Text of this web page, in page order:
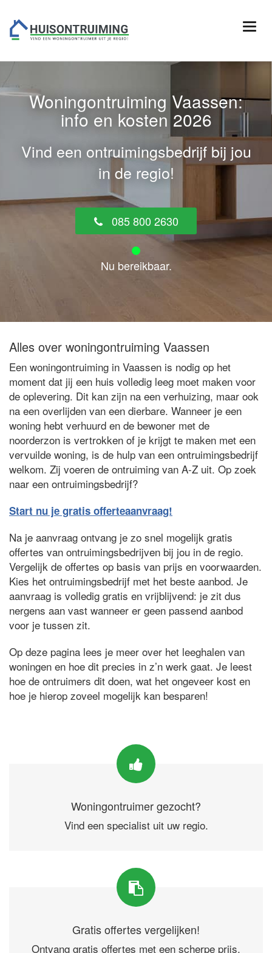
Woningontruiming Vaassen:
info en kosten 2026
Vind een ontruimingsbedrijf bij jou
in de regio!
085 800 2630
Nu bereikbaar.
Alles over woningontruiming Vaassen
Een woningontruiming in Vaassen is nodig op het
moment dat jij een huis volledig leeg moet maken voor
de oplevering. Dit kan zijn na een verhuizing, maar ook
na een overlijden van een dierbare. Wanneer je een
woning hebt verhuurd en de bewoner met de
noorderzon is vertrokken of je krijgt te maken met een
vervuilde woning, is de hulp van een ontruimingsbedrijf
welkom. Zij voeren de ontruiming van A-Z uit. Op zoek
naar een ontruimingsbedrijf?
Start nu je gratis offerteaanvraag!
Na je aanvraag ontvang je zo snel mogelijk gratis
offertes van ontruimingsbedrijven bij jou in de regio.
Vergelijk de offertes op basis van prijs en voorwaarden.
Kies het ontruimingsbedrijf met het beste aanbod. Je
aanvraag is volledig gratis en vrijblijvend: je zit dus
nergens aan vast wanneer er geen passend aanbod
voor je tussen zit.
Op deze pagina lees je meer over het leeghalen van
woningen en hoe dit precies in z’n werk gaat. Je leest
hoe de ontruimers dit doen, wat het ongeveer kost en
hoe je hierop zoveel mogelijk kan besparen!
Woningontruimer gezocht?
Vind een specialist uit uw regio.
Gratis offertes vergelijken!
Ontvang gratis offertes met een scherpe prijs.